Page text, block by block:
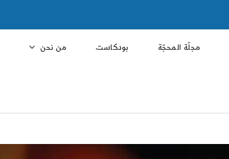
مجلّة المحجّة بودكاست من نحن